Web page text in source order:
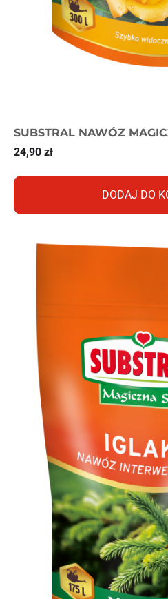
SUBSTRAL NAWÓZ
24,90 zł
DODAJ DO